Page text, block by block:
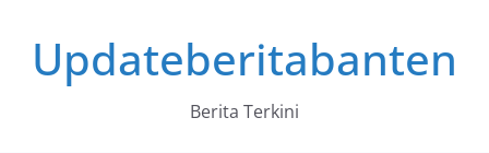
contentUpdateberitabanten
Berita Terkini